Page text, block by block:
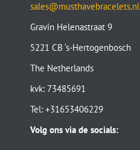
sales@musthavebracelets.nl
Gravin Helenastraat 9
5221 CB ‘s-Hertogenbosch
The Netherlands
kvk: 73485691
Tel: +31653406229
Volg ons via de socials: